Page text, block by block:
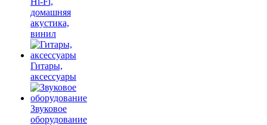
домашняя
акустика,
винил
Гитары,
аксессуары
Звуковое
оборудование